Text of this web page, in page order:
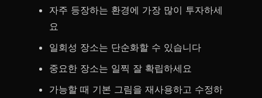
자주 등장하는 환경에 가장 많이 투자하세
요
일회성 장소는 단순화할 수 있습니다
중요한 장소는 일찍 잘 확립하세요
가능할 때 기본 그림을 재사용하고 수정하